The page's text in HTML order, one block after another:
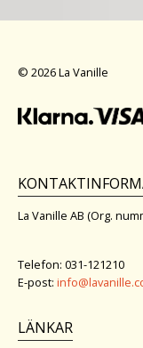
© 2026 La Vanille
La Vanille AB (Org.
Telefon: 031-121210
E-post:
LÄNKAR